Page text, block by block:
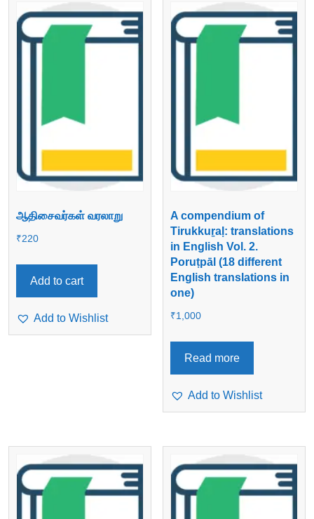
ஆதிசைவர்கள் வரலாறு
₹220
Add to cart
Add to Wishlist
A compendium of
Tirukkuṟaḷ: translations
in English Vol. 2.
Poruṭpāl (18 different
English translations in
one)
₹1,000
Read more
Add to Wishlist